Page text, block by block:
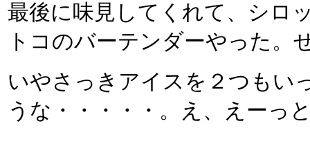
最後に味見してくれて、シロ
トコのバーテンダーやった。
いやさっきアイスを２つもい
うな・・・・・。え、えーっ